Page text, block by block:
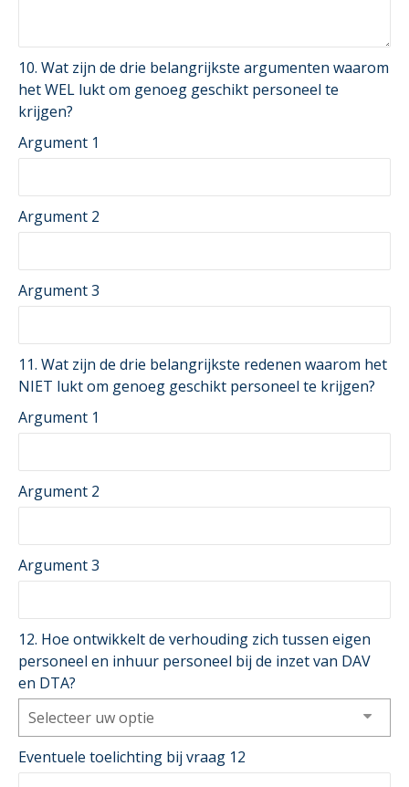
10. Wat zijn de drie belangrijkste argumenten waarom
het WEL lukt om genoeg geschikt personeel te
krijgen?
Argument 1
Argument 2
Argument 3
11. Wat zijn de drie belangrijkste redenen waarom het
NIET lukt om genoeg geschikt personeel te krijgen?
Argument 1
Argument 2
Argument 3
12. Hoe ontwikkelt de verhouding zich tussen eigen
personeel en inhuur personeel bij de inzet van DAV
en DTA?
Selecteer uw optie
Eventuele toelichting bij vraag 12